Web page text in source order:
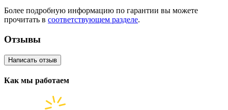
Более подробную информацию по гарантии вы можете
прочитать в соответствующем разделе.
Отзывы
Написать отзыв
Как мы работаем